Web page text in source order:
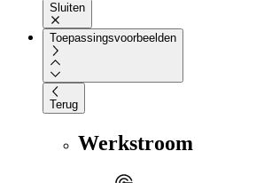
Sluiten
Toepassingsvoorbeelden
Terug
Werkstroom